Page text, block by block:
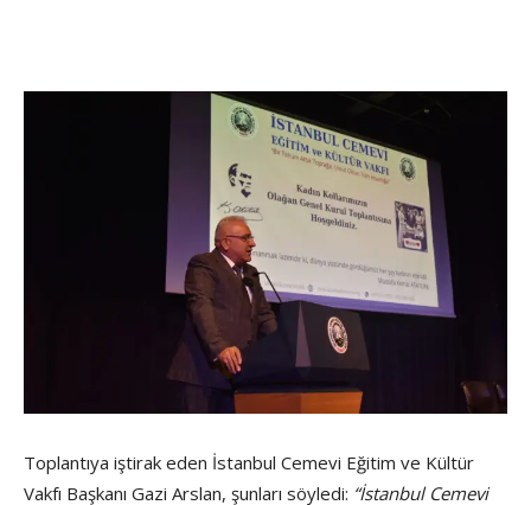
Toplantıya iştirak eden İstanbul Cemevi Eğitim ve Kültür
Vakfı Başkanı Gazi Arslan, şunları söyledi: “İstanbul Cemevi